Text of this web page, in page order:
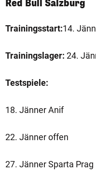
Red Bull Salzburg
Trainingsstart:14.
Trainingslager: 24.
Testspiele:
18. Jänner Anif
22. Jänner offen
27. Jänner Sparta Prag